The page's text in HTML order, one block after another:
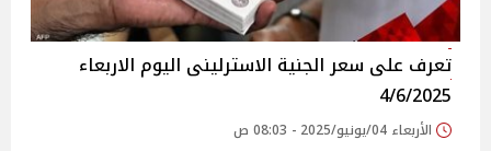
تعرف على سعر الجنية الاسترلينى اليوم الاربعاء
4/6/2025
الأربعاء 04/يونيو/2025 - 08:03 ص